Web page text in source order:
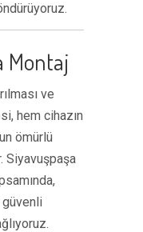
Montaj
ve
hem cihazın
ömürlü
Siyavuşpaşa
güvenli